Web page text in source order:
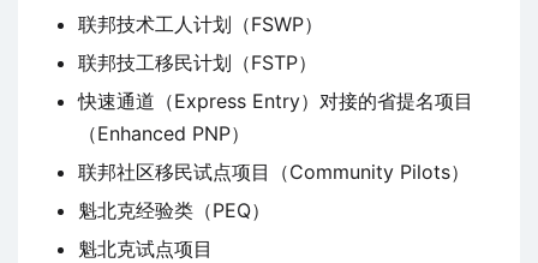
联邦技术工人计划（FSWP）
联邦技工移民计划（FSTP）
快速通道（Express Entry）对接的省提名项目
（Enhanced PNP）
联邦社区移民试点项目（Community Pilots）
魁北克经验类（PEQ）
魁北克试点项目